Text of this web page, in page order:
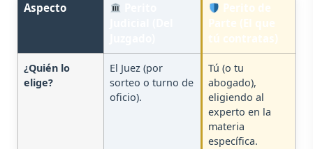
Aspecto
Perito de
Parte (El que
tú contratas)
¿Quién lo
elige?
El Juez (por
sorteo o turno de
oficio).
Tú (o tu
abogado),
eligiendo al
experto en la
materia
específica.